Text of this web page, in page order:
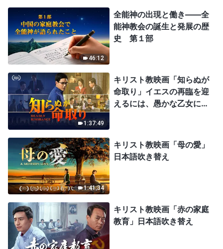
46:12
全能神の出現と働き——全
能神教会の誕生と発展の歴
史 第１部
1:37:49
キリスト教映画「知らぬが
命取り」イエスの再臨を迎
えるには、愚かな乙女にな
1:41:34
キリスト教映画「母の愛」
日本語吹き替え
キリスト教映画「赤の家庭
教育」日本語吹き替え